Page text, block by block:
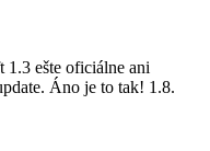
1.3 ešte oficiálne ani
Áno je to tak! 1.8.